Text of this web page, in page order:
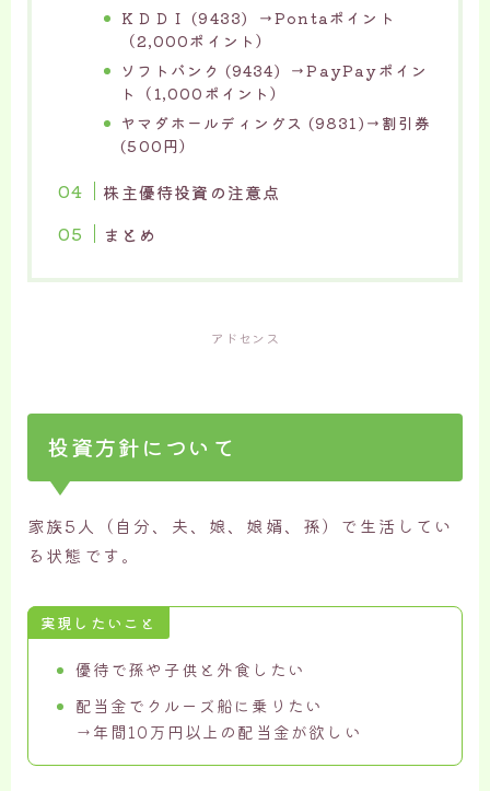
ＫＤＤＩ (9433) →Pontaポイント
（2,000ポイント）
ソフトバンク (9434) →PayPayポイン
ト（1,000ポイント）
ヤマダホールディングス (9831)→割引券
(500円）
株主優待投資の注意点
まとめ
アドセンス
投資方針について
家族5人（自分、夫、娘、娘婿、孫）で生活してい
る状態です。
実現したいこと
優待で孫や子供と外食したい
配当金でクルーズ船に乗りたい
→年間10万円以上の配当金が欲しい